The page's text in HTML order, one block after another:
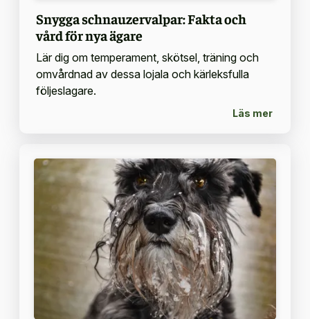
Snygga schnauzervalpar: Fakta och
vård för nya ägare
Lär dig om temperament, skötsel, träning och
omvårdnad av dessa lojala och kärleksfulla
följeslagare.
Läs mer